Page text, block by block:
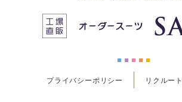
ス
ツ
ス
ー
ツ
ス
ー
ツ
プライバシーポリシー リクルー